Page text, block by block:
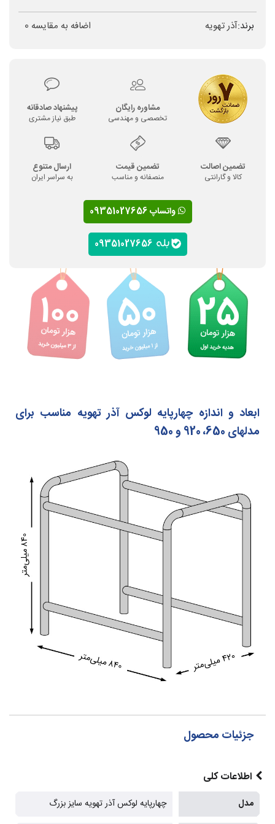
برند:آذر تهویه اضافه به مقایسه 0
مشاوره رایگان
تخصصی و مهندسی
پیشنهاد صادقانه
طبق نیاز مشتری
تضمین اصالت
کالا و گارانتی
تضمین قیمت
منصفانه و مناسب
ارسال متنوع
به سراسر ایران
واتساپ 09351027656
ابعاد و اندازه چهارپایه لوکس آذر تهویه مناسب برای
مدلهای 650، 920 و 950
جزئیات محصول
اطلاعات کلی
مدل چهارپایه لوکس آذر تهویه سایز بزرگ